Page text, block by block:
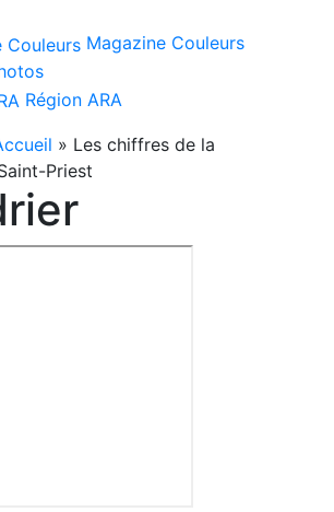
Magazine Couleurs
Région ARA
» Les chiffres de la
Priest